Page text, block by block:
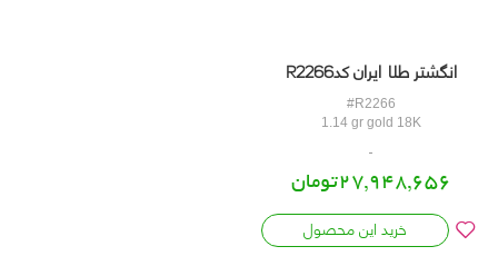
انگشتر طلا ایران کدR2266
#R2266
1.14 gr gold 18K
27,948,656تومان
خرید این محصول